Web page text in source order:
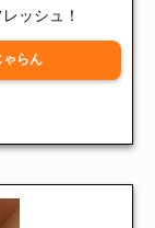
ッシュ！
ゃらん